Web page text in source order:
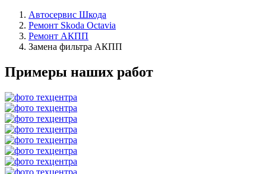
Автосервис Шкода
Ремонт Skoda Octavia
Ремонт АКПП
Замена фильтра АКПП
Примеры наших работ